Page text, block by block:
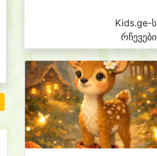
Kids.ge-ს
რჩევები